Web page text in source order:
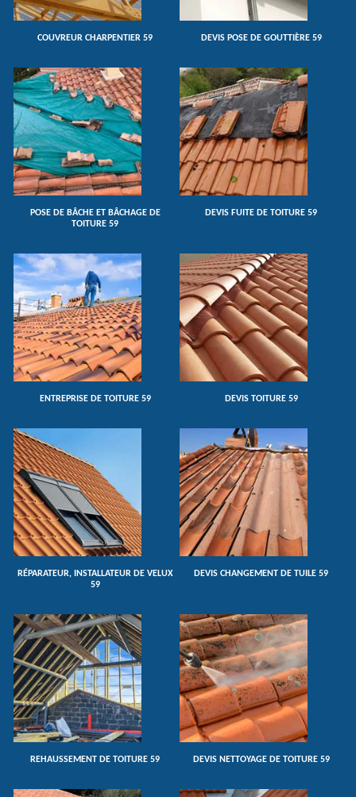
COUVREUR CHARPENTIER 59 DEVIS POSE DE GOUTTIÈRE 59
POSE DE BÂCHE ET BÂCHAGE DE
TOITURE 59
DEVIS FUITE DE TOITURE 59
ENTREPRISE DE TOITURE 59 DEVIS TOITURE 59
RÉPARATEUR, INSTALLATEUR DE VELUX
59
DEVIS CHANGEMENT DE TUILE 59
REHAUSSEMENT DE TOITURE 59 DEVIS NETTOYAGE DE TOITURE 59